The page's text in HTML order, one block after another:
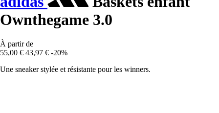
Ownthegame 3.0
À partir de
55,00 € 43,97 € -20%
Une sneaker stylée et résistante pour les winners.